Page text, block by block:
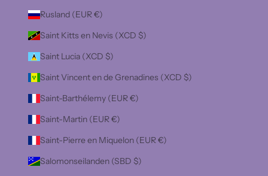
Rusland (EUR €)
Saint Kitts en Nevis (XCD $)
Saint Lucia (XCD $)
Saint Vincent en de Grenadines (XCD $)
Saint-Barthélemy (EUR €)
Saint-Martin (EUR €)
Saint-Pierre en Miquelon (EUR €)
Salomonseilanden (SBD $)